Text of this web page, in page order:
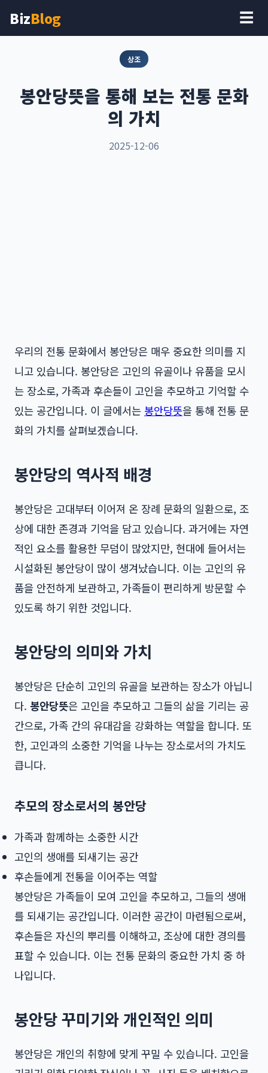
BizBlog ☰
상조
봉안당뜻을 통해 보는 전통 문화
의 가치
2025-12-06
우리의 전통 문화에서 봉안당은 매우 중요한 의미를 지
니고 있습니다. 봉안당은 고인의 유골이나 유품을 모시
는 장소로, 가족과 후손들이 고인을 추모하고 기억할 수
있는 공간입니다. 이 글에서는 봉안당뜻을 통해 전통 문
화의 가치를 살펴보겠습니다.
봉안당의 역사적 배경
봉안당은 고대부터 이어져 온 장례 문화의 일환으로, 조
상에 대한 존경과 기억을 담고 있습니다. 과거에는 자연
적인 요소를 활용한 무덤이 많았지만, 현대에 들어서는
시설화된 봉안당이 많이 생겨났습니다. 이는 고인의 유
품을 안전하게 보관하고, 가족들이 편리하게 방문할 수
있도록 하기 위한 것입니다.
봉안당의 의미와 가치
봉안당은 단순히 고인의 유골을 보관하는 장소가 아닙니
다. 봉안당뜻은 고인을 추모하고 그들의 삶을 기리는 공
간으로, 가족 간의 유대감을 강화하는 역할을 합니다. 또
한, 고인과의 소중한 기억을 나누는 장소로서의 가치도
큽니다.
추모의 장소로서의 봉안당
가족과 함께하는 소중한 시간
고인의 생애를 되새기는 공간
후손들에게 전통을 이어주는 역할
봉안당은 가족들이 모여 고인을 추모하고, 그들의 생애
를 되새기는 공간입니다. 이러한 공간이 마련됨으로써,
후손들은 자신의 뿌리를 이해하고, 조상에 대한 경의를
표할 수 있습니다. 이는 전통 문화의 중요한 가치 중 하
나입니다.
봉안당 꾸미기와 개인적인 의미
봉안당은 개인의 취향에 맞게 꾸밀 수 있습니다. 고인을